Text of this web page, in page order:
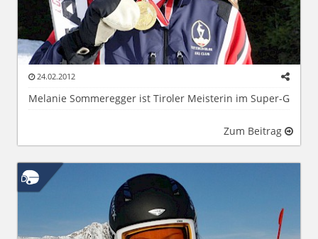
24.02.2012
Melanie Sommeregger ist Tiroler Meisterin im Super-G
Zum Beitrag